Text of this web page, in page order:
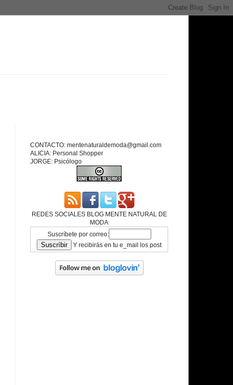
CONTACTO: mentenaturaldemoda@gmail.com
ALICIA: Personal Shopper
JORGE: Psicólogo
REDES SOCIALES BLOG MENTE NATURAL DE
MODA
Suscríbete por correo:
Y recibirás en tu e_mail los post